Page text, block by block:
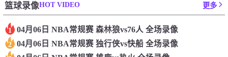
篮球录像HOT VIDEO 更多
1 04月06日 NBA常规赛 森林狼vs76人 全场录像
2 04月06日 NBA常规赛 独行侠vs快船 全场录像